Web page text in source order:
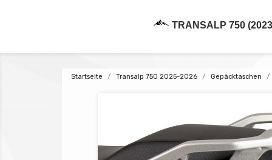
TRANSALP 750
Startseite Transalp 750 2025-2026 Gepäcktaschen